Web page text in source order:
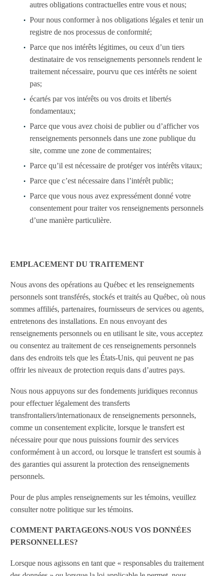
autres obligations contractuelles entre vous et nous;
Pour nous conformer à nos obligations légales et tenir un
registre de nos processus de conformité;
Parce que nos intérêts légitimes, ou ceux d’un tiers
destinataire de vos renseignements personnels rendent le
traitement nécessaire, pourvu que ces intérêts ne soient
pas;
écartés par vos intérêts ou vos droits et libertés
fondamentaux;
Parce que vous avez choisi de publier ou d’afficher vos
renseignements personnels dans une zone publique du
site, comme une zone de commentaires;
Parce qu’il est nécessaire de protéger vos intérêts vitaux;
Parce que c’est nécessaire dans l’intérêt public;
Parce que vous nous avez expressément donné votre
consentement pour traiter vos renseignements personnels
d’une manière particulière.
EMPLACEMENT DU TRAITEMENT
Nous avons des opérations au Québec et les renseignements
personnels sont transférés, stockés et traités au Québec, où nous
sommes affiliés, partenaires, fournisseurs de services ou agents,
entretenons des installations. En nous envoyant des
renseignements personnels ou en utilisant le site, vous acceptez
ou consentez au traitement de ces renseignements personnels
dans des endroits tels que les États-Unis, qui peuvent ne pas
offrir les niveaux de protection requis dans d’autres pays.
Nous nous appuyons sur des fondements juridiques reconnus
pour effectuer légalement des transferts
transfrontaliers/internationaux de renseignements personnels,
comme un consentement explicite, lorsque le transfert est
nécessaire pour que nous puissions fournir des services
conformément à un accord, ou lorsque le transfert est soumis à
des garanties qui assurent la protection des renseignements
personnels.
Pour de plus amples renseignements sur les témoins, veuillez
consulter notre politique sur les témoins.
COMMENT PARTAGEONS-NOUS VOS DONNÉES
PERSONNELLES?
Lorsque nous agissons en tant que « responsables du traitement